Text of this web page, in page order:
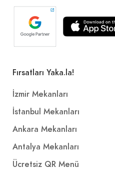
Fırsatları Yaka.la!
İzmir Mekanları
İstanbul Mekanları
Ankara Mekanları
Antalya Mekanları
Ücretsiz QR Menü